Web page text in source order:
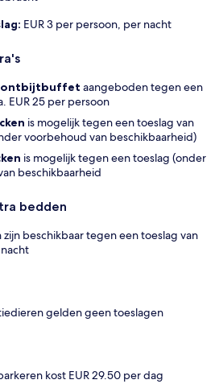
EUR 3 per persoon, per nacht
ontbijtbuffet aangeboden tegen een
EUR 25 per persoon
is mogelijk tegen een toeslag van
voorbehoud van beschikbaarheid)
is mogelijk tegen een toeslag (onder
beschikbaarheid
bedden
beschikbaar tegen een toeslag van
gelden geen toeslagen
kost EUR 29.50 per dag